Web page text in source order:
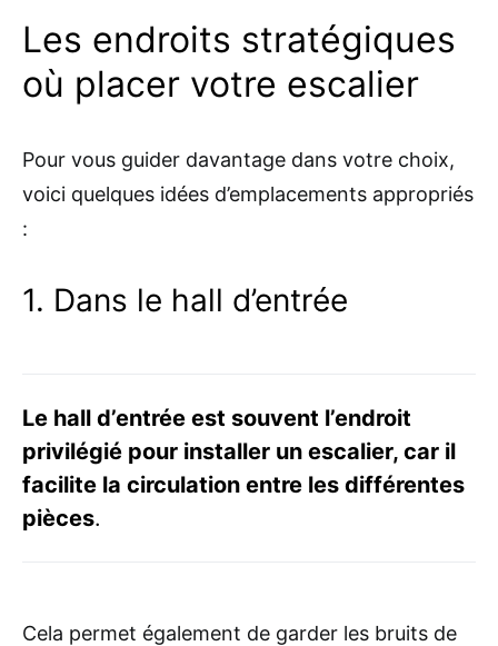
Les endroits stratégiques
où placer votre escalier
Pour vous guider davantage dans votre choix,
voici quelques idées d’emplacements appropriés
:
1. Dans le hall d’entrée
Le hall d’entrée est souvent l’endroit
privilégié pour installer un escalier, car il
facilite la circulation entre les différentes
pièces.
Cela permet également de garder les bruits de